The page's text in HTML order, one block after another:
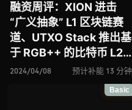
融资周评：XION 进击
“广义抽象” L1 区块链赛
道、UTXO Stack 推出基
于 RGB++ 的比特币 L2
启动平台、去中心化云游
Protocol 入场、Zeus
2024/04/08 预计补能 13 分钟
Basic